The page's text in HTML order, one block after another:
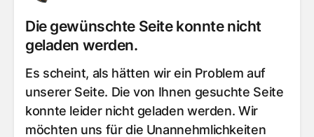
Die gewünschte Seite konnte nicht
geladen werden.
Es scheint, als hätten wir ein Problem auf
unserer Seite. Die von Ihnen gesuchte Seite
konnte leider nicht geladen werden. Wir
möchten uns für die Unannehmlichkeiten